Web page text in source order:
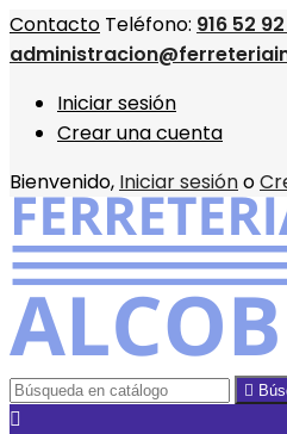
Contacto Teléfono: 916 52
Iniciar sesión
Crear una cuenta
Bienvenido, Iniciar sesióno

